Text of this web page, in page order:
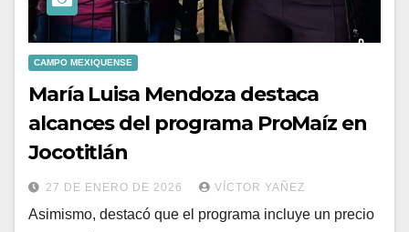
CAMPO MEXIQUENSE
María Luisa Mendoza destaca
alcances del programa ProMaíz en
Jocotitlán
27 DE ENERO DE 2026 VÍCTOR YAÑEZ
Asimismo, destacó que el programa incluye un precio